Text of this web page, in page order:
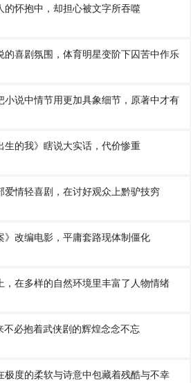
的怀抱中，却担心被文字所吞噬
的喜剧氛围，体育明星变阶下囚苦中作乐
小说中情节用更加具象细节，原著中才有
生的我》瞎说大实话，代价惨重
爱情轻喜剧，在讨好观众上黔驴技穷
》改编电影，平庸套路现体制僵化
，在多样的自然环境里丰富了人物情绪
必抱着武侠剧的辉煌念念不忘
极度的柔软与诗意中包藏着残酷与不幸